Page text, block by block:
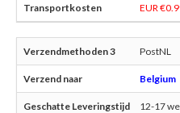
EUR
PostNL
Belgium
12-17